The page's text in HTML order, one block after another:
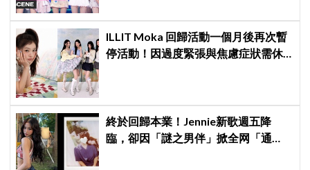
ILLIT Moka 回歸活動一個月後再次暫
停活動！因過度緊張與焦慮症狀需休
終於回歸本業！Jennie新歌週五降
臨，卻因「謎之男伴」掀全网「通